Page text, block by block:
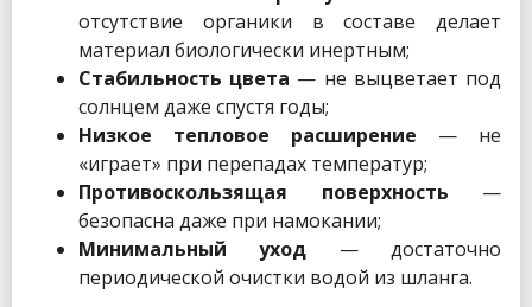
отсутствие органики в составе делает
материал биологически инертным;
Стабильность цвета — не выцветает под
солнцем даже спустя годы;
Низкое тепловое расширение — не
«играет» при перепадах температур;
Противоскользящая поверхность —
безопасна даже при намокании;
Минимальный уход — достаточно
периодической очистки водой из шланга.